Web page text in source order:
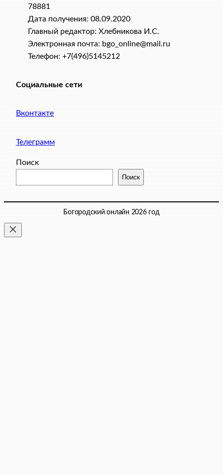
78881
Дата получения: 08.09.2020
Главный редактор: Хлебникова И.C.
Электронная почта: bgo_online@mail.ru
Телефон: +7(496)5145212
Социальные сети
Вконтакте
Телеграмм
Поиск
Поиск
Богородский онлайн 2026 год